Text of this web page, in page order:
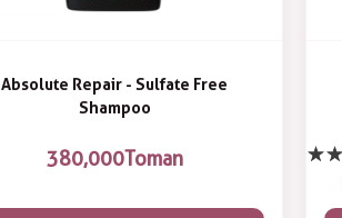
Absolute Repair - Sulfate Free
Shampoo
380,000Toman